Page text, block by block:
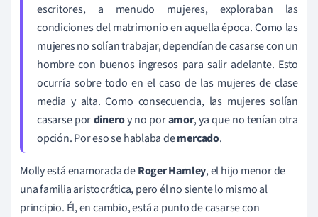
escritores, a menudo mujeres, exploraban las
condiciones del matrimonio en aquella época. Como las
mujeres no solían trabajar, dependían de casarse con un
hombre con buenos ingresos para salir adelante. Esto
ocurría sobre todo en el caso de las mujeres de clase
media y alta. Como consecuencia, las mujeres solían
casarse pordineroy no poramor, ya que no tenían otra
opción. Por eso se hablaba demercado.
Molly está enamorada deRoger Hamley, el hijo menor de
una familia aristocrática, pero él no siente lo mismo al
principio. Él, en cambio, está a punto de casarse con